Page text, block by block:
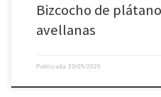
Bizcocho de
avellanas
Publicada 23/05/2020